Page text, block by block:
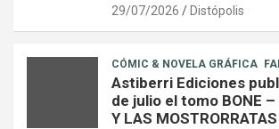
29/07/2026 Distópolis
CÓMIC & NOVELA GRÁFICA
Astiberri Ediciones
de julio el tomo BONE –
Y LAS